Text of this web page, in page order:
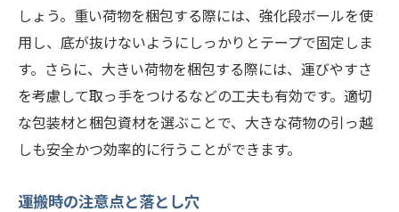
しょう。重い荷物を梱包する際には、強化段ボールを使
用し、底が抜けないようにしっかりとテープで固定しま
す。さらに、大きい荷物を梱包する際には、運びやすさ
を考慮して取っ手をつけるなどの工夫も有効です。適切
な包装材と梱包資材を選ぶことで、大きな荷物の引っ越
しも安全かつ効率的に行うことができます。
運搬時の注意点と落とし穴